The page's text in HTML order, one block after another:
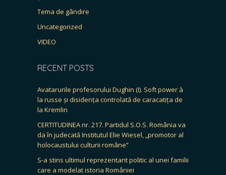
Tema de gândire
Uncategorized
VIDEO
RECENT POSTS
Avatarurile profesorului Dughin (I). Soft power à
la russe și disidența controlată de caracatița de
la Kremlin
CERTITUDINEA nr. 217. Partidul S.O.S. România va
da în judecată Institutul Elie Wiesel, „promotor al
holocaustului culturii române”
S-a stins ultimul reprezentant politic al unei familii
care a modelat istoria României